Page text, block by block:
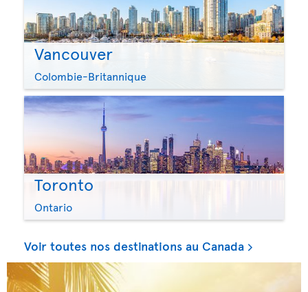
Vancouver
Colombie-Britannique
Toronto
Ontario
Voir toutes nos destinations au Canada